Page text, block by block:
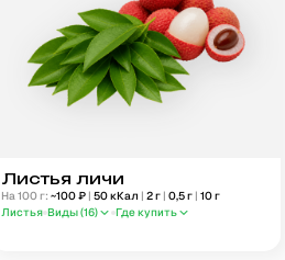
Листья личи
На 100 г: ~100₽ | 50кКал | 2г | 0,5г | 10г
Листья Виды (16) Где купить